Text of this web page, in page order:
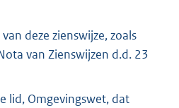
deze zienswijze, zoals
van Zienswijzen d.d. 23
lid, Omgevingswet, dat